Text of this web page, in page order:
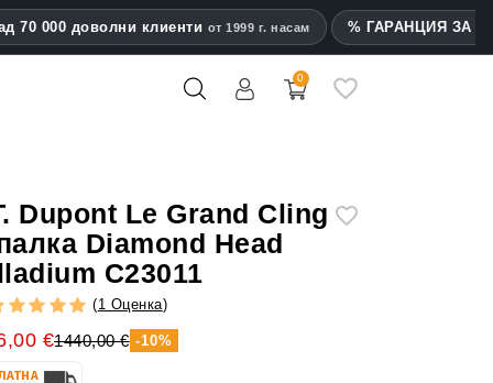
70 000 доволни клиенти от 1999 г. насам % ГАРАНЦИЯ ЗА
0
Dupont Le Grand Cling
Diamond Head
C23011
(1 Оценка)
€1440,00 € -10%